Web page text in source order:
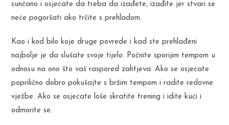
sunčano i osjećate da treba da izađete, izađite jer stvari se
neće pogoršati ako trčite s prehladom.
Kao i kod bilo koje druge povrede i kad ste prehlađeni
najbolje je da slušate svoje tijelo. Počnite sporijim tempom u
odnosu na ono što vaš raspored zahtjeva. Ako se osjećate
poprilično dobro pokušajte s bržim tempom i radite redovne
vježbe. Ako se osjećate loše skratite trening i idite kući i
odmorite se.